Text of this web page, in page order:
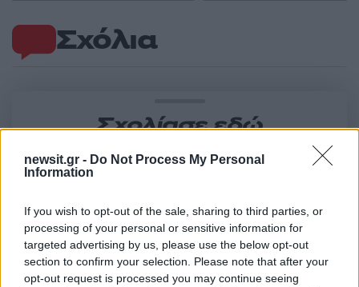
newsit.gr - Do Not Process My Personal
Information
If you wish to opt-out of the sale, sharing to third parties, or
processing of your personal or sensitive information for
targeted advertising by us, please use the below opt-out
section to confirm your selection. Please note that after your
opt-out request is processed you may continue seeing
Σχόλια
Σχολίασε εδώ
2000 /2000